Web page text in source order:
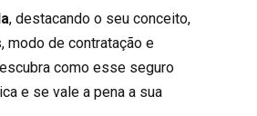
, destacando o seu conceito,
modo de contratação e
como esse seguro
e se vale a pena a sua